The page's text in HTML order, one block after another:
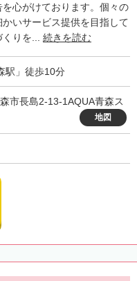
心がけております。個々の
いサービス提供を目指して
りを... 続きを読む
駅」徒歩10分
市長島2-13-1AQUA青森ス
地図